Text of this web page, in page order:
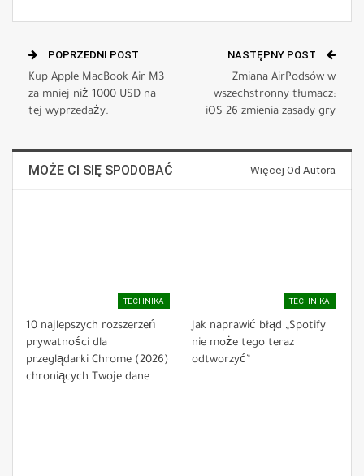
POPRZEDNI POST
Kup Apple MacBook Air M3
za mniej niż 1000 USD na
tej wyprzedaży.
NASTĘPNY POST
Zmiana AirPodsów w
wszechstronny tłumacz:
iOS 26 zmienia zasady gry
MOŻE CI SIĘ SPODOBAĆ Więcej Od Autora
TECHNIKA
10 najlepszych rozszerzeń
prywatności dla
przeglądarki Chrome (2026)
chroniących Twoje dane
TECHNIKA
Jak naprawić błąd „Spotify
nie może tego teraz
odtworzyć”